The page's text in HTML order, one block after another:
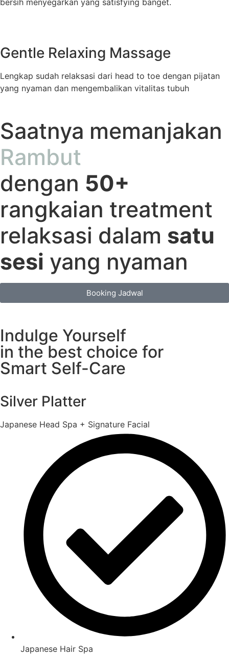
bersih menyegarkan yang satisfying banget.
Gentle Relaxing Massage
Lengkap sudah relaksasi dari head to toe dengan pijatan
yang nyaman dan mengembalikan vitalitas tubuh
Saatnya memanjakan
Rambut
dengan 50+
rangkaian treatment
relaksasi dalam satu
sesi yang nyaman
Booking Jadwal
Indulge Yourself
in the best choice for
Smart Self-Care
Silver Platter
Japanese Head Spa + Signature Facial
Japanese Hair Spa